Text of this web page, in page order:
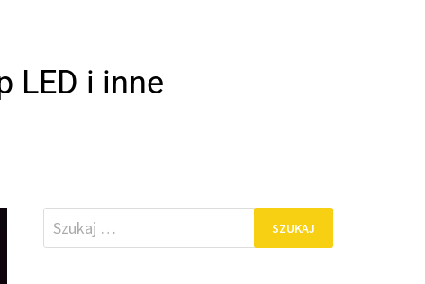
LED i inne
Szukaj: